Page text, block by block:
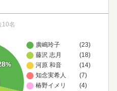
廣嶋玲子
(23)
藤沢 志月
(18)
河原 和音
(14)
知念実希人
(7)
椿野イメリ
(4)
%
10名